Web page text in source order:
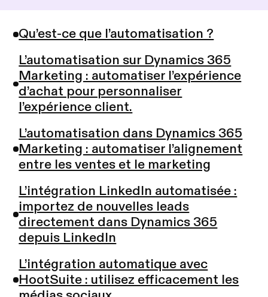
Qu’est-ce que l’automatisation ?
L’automatisation sur Dynamics 365
Marketing : automatiser l’expérience
d’achat pour personnaliser
l’expérience client.
L’automatisation dans Dynamics 365
Marketing : automatiser l’alignement
entre les ventes et le marketing
L’intégration LinkedIn automatisée :
importez de nouvelles leads
directement dans Dynamics 365
depuis LinkedIn
L’intégration automatique avec
HootSuite : utilisez efficacement les